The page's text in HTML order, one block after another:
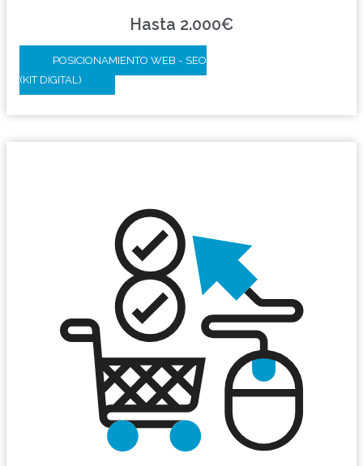
Hasta 2.000€
POSICIONAMIENTO WEB - SEO
(KIT DIGITAL)